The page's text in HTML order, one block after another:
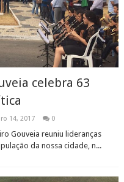
celebra 63
14, 2017 0
Gouveia reuniu lideranças
da nossa cidade, n...